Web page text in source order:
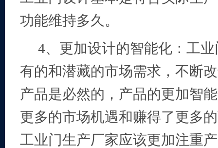
功能维持多久。
4、更加设计的智能化：工
有的和潜藏的市场需求，不断
产品是必然的，产品的更加智
更多的市场机遇和赚得了更多
工业门生产厂家应该更加注重